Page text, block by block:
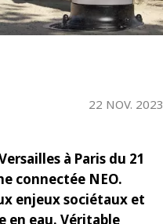
22 NOV. 2023
à Paris du 21
connectée NEO.
enjeux sociétaux et
en eau. Véritable